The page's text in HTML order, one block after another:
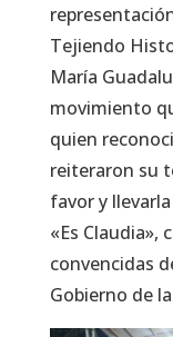
Tejiendo
María
movimiento
quien
reiteraron su
favor y
«Es Claudia»,
convencidas
Gobierno de